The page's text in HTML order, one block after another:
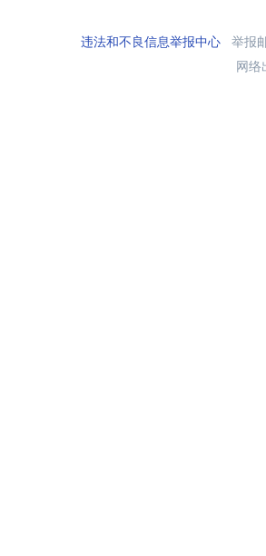
违法和不良信息举报中心举报
网